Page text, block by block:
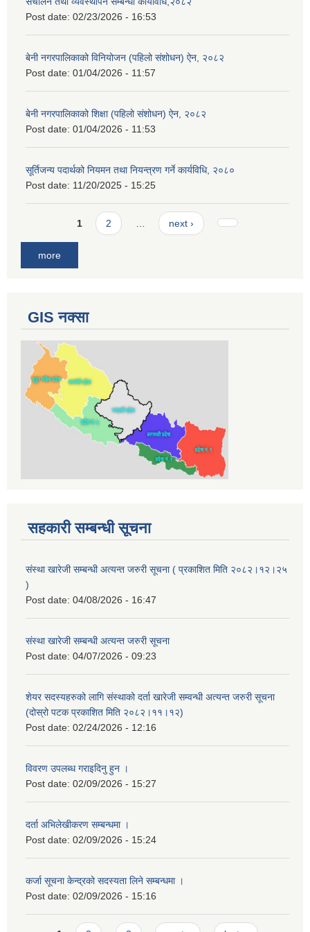
Post date: 02/23/2026 - 16:53
बेनी नगरपालिकाको विनियोजन (पहिलो संशोधन) ऐन, २०८२
Post date: 01/04/2026 - 11:57
बेनी नगरपालिकाको शिक्षा (पहिलो संशोधन) ऐन, २०८२
Post date: 01/04/2026 - 11:53
सूर्तिजन्य पदार्थको नियमन तथा नियन्त्रण गर्ने कार्यविधि, २०८०
Post date: 11/20/2025 - 15:25
Pages1 2 next ›
more
GIS नक्सा
सहकारी सम्बन्धी सूचना
संस्था खारेजी सम्बन्धी अत्यन्त जरुरी सूचना ( प्रकाशित मिति २०८२।१२।२५
)
Post date: 04/08/2026 - 16:47
संस्था खारेजी सम्बन्धी अत्यन्त जरुरी सूचना
Post date: 04/07/2026 - 09:23
शेयर सदस्यहरुको लागि संस्थाको दर्ता खारेजी सम्वन्धी अत्यन्त जरुरी सूचना
(दोस्रो पटक प्रकाशित मिति २०८२।११।१२)
Post date: 02/24/2026 - 12:16
विवरण उपलब्ध गराइदिनु हुन ।
Post date: 02/09/2026 - 15:27
दर्ता अभिलेखीकरण सम्बन्धमा ।
Post date: 02/09/2026 - 15:24
कर्जा सूचना केन्द्रको सदस्यता लिने सम्बन्धमा ।
Post date: 02/09/2026 - 15:16